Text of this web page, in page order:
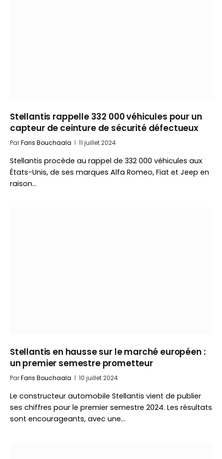
Stellantis rappelle 332 000 véhicules pour un
capteur de ceinture de sécurité défectueux
ParFaris Bouchaala 11 juillet 2024
Stellantis procède au rappel de 332 000 véhicules aux
États-Unis, de ses marques Alfa Romeo, Fiat et Jeep en
raison…
Stellantis en hausse sur le marché européen :
un premier semestre prometteur
ParFaris Bouchaala 10 juillet 2024
Le constructeur automobile Stellantis vient de publier
ses chiffres pour le premier semestre 2024. Les résultats
sont encourageants, avec une…